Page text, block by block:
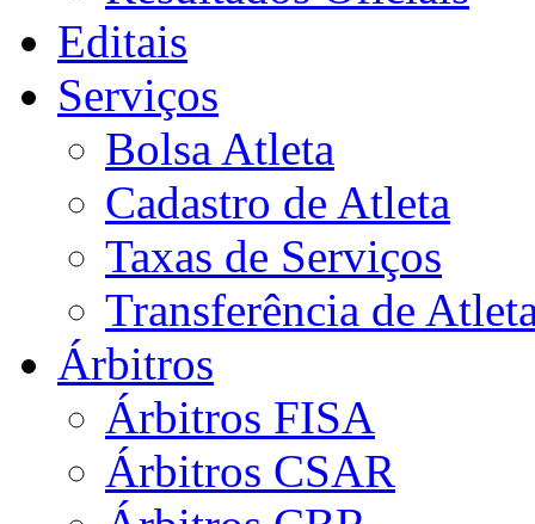
Editais
Serviços
Bolsa Atleta
Cadastro de Atleta
Taxas de Serviços
Transferência de
Árbitros
Árbitros FISA
Árbitros CSAR